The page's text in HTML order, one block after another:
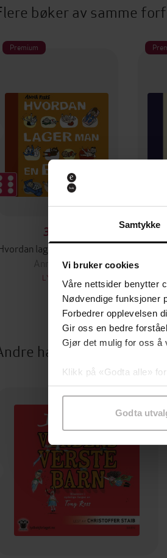
Samtykke
Vi bruker cookies
Våre nettsider benytter
Nødvendige funksjoner
Forbedrer opplevelsen
Gir oss en bedre
Gjør det mulig for oss å
Klikk på «Godta alle»
samtykke til spesifikke
Godta
bøker av samme
Premium
399,-
lager man en baby?
Anna Fiske
LYDBOK
har også kjøpt